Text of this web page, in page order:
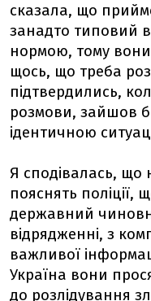
сказала, що
занадто типовий
нормою, тому
щось, що треба
підтвердились,
розмови, зайшов
ідентичною
Я сподівалась, що
пояснять поліції,
державний
відрядженні, з
важливої
Україна вони
до розлідування